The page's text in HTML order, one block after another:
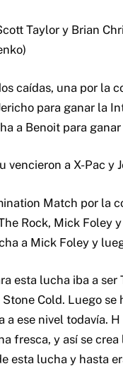
Taylor y Brian
caídas, una por la
para ganar la
a Benoit para
vencieron a X-Pac y
Match por la
Rock, Mick Foley
a Mick Foley y
esta lucha iba a
Cold. Luego
a ese nivel todavía.
fresca, y así se
esta lucha y hasta